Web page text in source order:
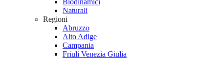
Biodinamici
Naturali
Regioni
Abruzzo
Alto Adige
Campania
Friuli Venezia Giulia